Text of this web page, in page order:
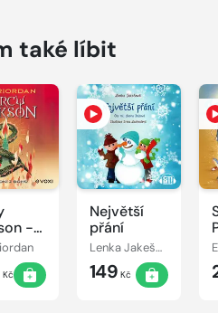
také líbit
-
z
Kč
Největší
přání
Lenka Jakešová
149 Kč